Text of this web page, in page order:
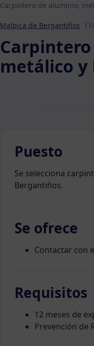
Carpintero de aluminio,
Malpica de Bergantiños
metálico y
Puesto
Se selecciona
Bergantiños.
Se ofrece
Contactar con
Requisitos
12 meses de
Prevención de